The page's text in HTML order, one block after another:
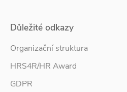
Důležité odkazy
Organizační struktura
HRS4R/HR Award
GDPR